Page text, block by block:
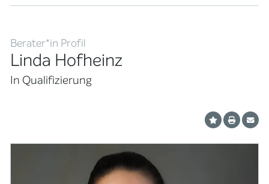
Berater*in Profil
Linda Hofheinz
In Qualifizierung